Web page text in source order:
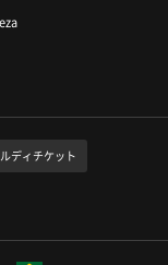
ディチケット